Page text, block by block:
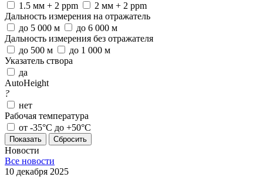
1.5 мм + 2 ppm
2 мм + 2 ppm
Дальность измерения на отражатель
до 5 000 м
до 6 000 м
Дальность измерения без отражателя
до 500 м
до 1 000 м
Указатель створа
да
AutoHeight
?
нет
Рабочая температура
от -35°С до +50°С
Сбросить
Новости
Все новости
10 декабря 2025